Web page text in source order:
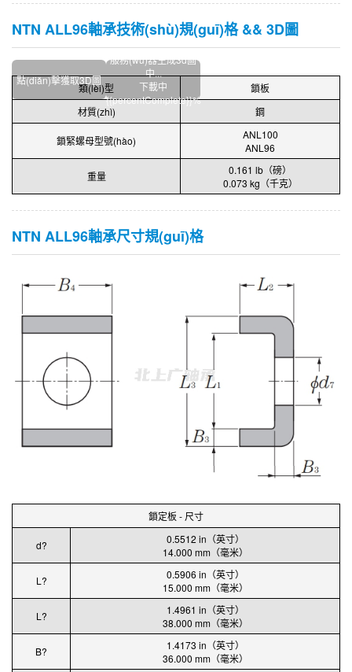
NTN ALL96軸承技術(shù)規(guī)格 && 3D圖
點(diǎn)擊獲取3D圖
服務(wù)器生成3d圖
中...
下載中
{{percentComplete}}%
類(lèi)型
鎖板
材質(zhì)
鋼
鎖緊螺母型號(hào)
ANL100
ANL96
重量
0.161 lb（磅）
0.073 kg（千克）
NTN ALL96軸承尺寸規(guī)格
鎖定板 - 尺寸
d?
0.5512 in（英寸）
14.000 mm（毫米）
L?
0.5906 in（英寸）
15.000 mm（毫米）
L?
1.4961 in（英寸）
38.000 mm（毫米）
B?
1.4173 in（英寸）
36.000 mm（毫米）